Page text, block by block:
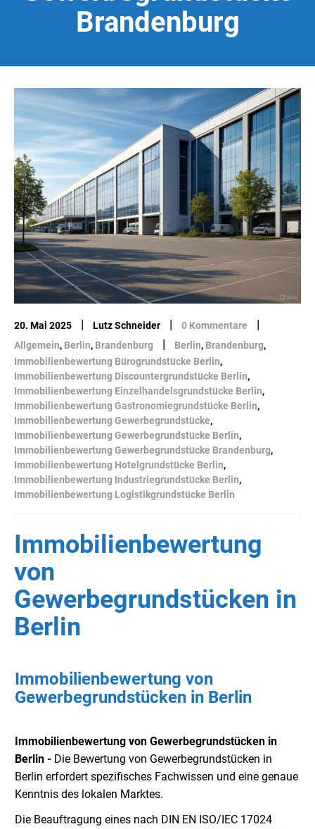
Brandenburg
20. Mai 2025 | Lutz Schneider | 0 Kommentare |
Allgemein, Berlin, Brandenburg | Berlin, Brandenburg,
Immobilienbewertung Bürogrundstücke Berlin,
Immobilienbewertung Discountergrundstücke Berlin,
Immobilienbewertung Einzelhandelsgrundstücke Berlin,
Immobilienbewertung Gastronomiegrundstücke Berlin,
Immobilienbewertung Gewerbegrundstücke,
Immobilienbewertung Gewerbegrundstücke Berlin,
Immobilienbewertung Gewerbegrundstücke Brandenburg,
Immobilienbewertung Hotelgrundstücke Berlin,
Immobilienbewertung Industriegrundstücke Berlin,
Immobilienbewertung Logistikgrundstücke Berlin
Immobilienbewertung
von
Gewerbegrundstücken in
Berlin
Immobilienbewertung von
Gewerbegrundstücken in Berlin
Immobilienbewertung von Gewerbegrundstücken in
Berlin - Die Bewertung von Gewerbegrundstücken in
Berlin erfordert spezifisches Fachwissen und eine genaue
Kenntnis des lokalen Marktes.
Die Beauftragung eines nach DIN EN ISO/IEC 17024